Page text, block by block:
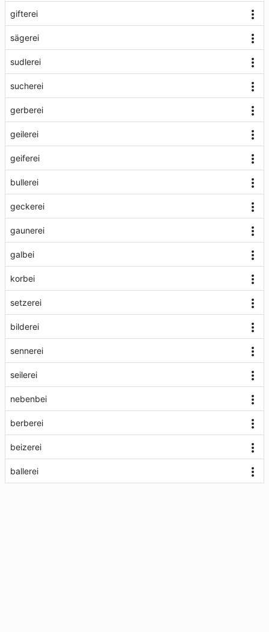
gifterei
sägerei
sudlerei
sucherei
gerberei
geilerei
geiferei
bullerei
geckerei
gaunerei
galbei
korbei
setzerei
bilderei
sennerei
seilerei
nebenbei
berberei
beizerei
ballerei